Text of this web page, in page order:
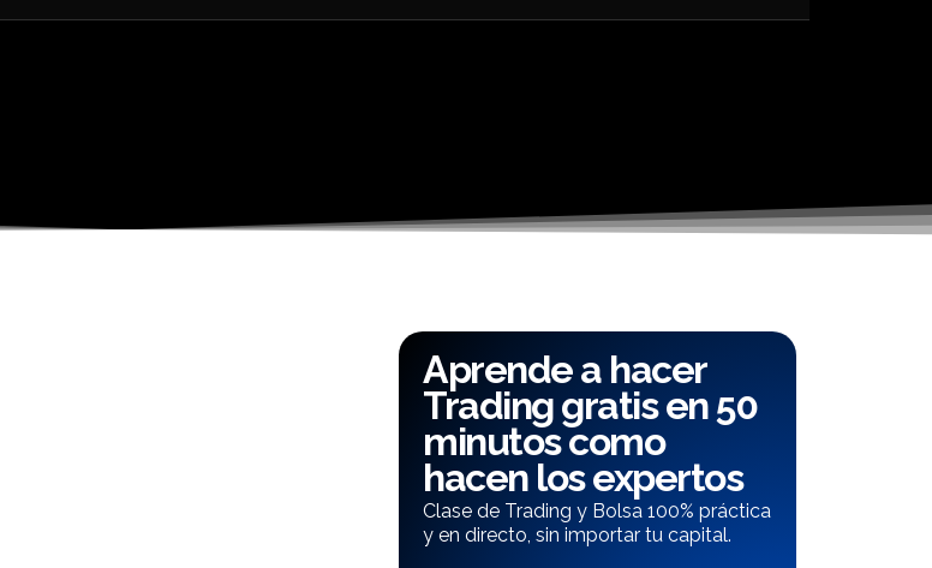
Aprende a hacer
Trading gratis en 50
minutos como
hacen los expertos
Clase de Trading y Bolsa 100% práctica
y en directo, sin importar tu capital.